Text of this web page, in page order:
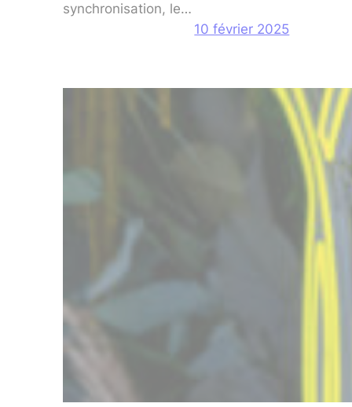
synchronisation, le…
10 février 2025